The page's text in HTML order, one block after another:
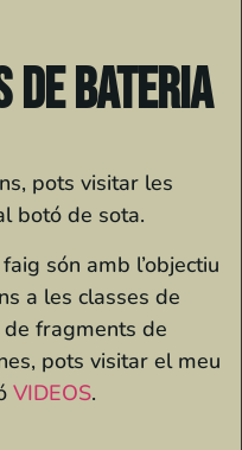
de bateria
pots visitar les
botó de sota.
són amb l’objectiu
a les classes de
fragments de
pots visitar el meu
VIDEOS.